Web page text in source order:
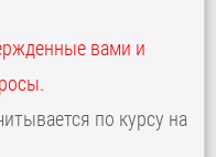
вами и
по курсу на